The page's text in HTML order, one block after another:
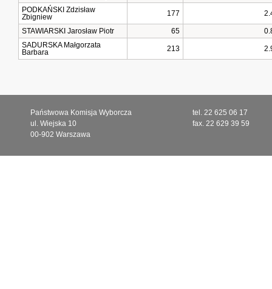
PODKAŃSKI Zdzisław
Zbigniew
177
STAWIARSKI Jarosław Piotr 65
SADURSKA Małgorzata
Barbara
213
Państwowa Komisja Wyborcza
ul. Wiejska 10
00-902 Warszawa
tel. 22 625 06 17
fax. 22 629 39 59